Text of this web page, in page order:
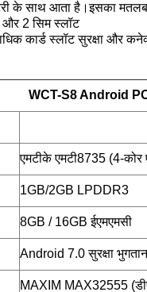
के साथ आता है।इसका
2 सिम स्लॉट
कार्ड स्लॉट सुरक्षा और
WCT-S8 Android
एमटीके एमटी8735 (4-
1GB/2GB LPDDR3
8GB / 16GB ईएमएमसी
Android 7.0 सुरक्षा
MAXIM MAX32555